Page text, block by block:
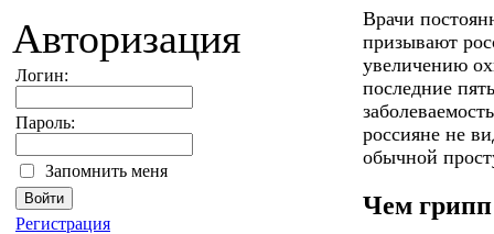
Авторизация
Логин:
Пароль:
Запомнить меня
Регистрация
Врачи
призывают
увеличению
последние
россияне не
обычной
Чем